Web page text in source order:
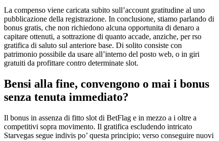
La compenso viene caricata subito sull’account gratitudine al uno
pubblicazione della registrazione. In conclusione, stiamo parlando di
bonus gratis, che non richiedono alcuna opportunita di denaro a
capitare ottenuti, a sottrazione di quanto accade, anziche, per rso
gratifica di saluto sul anteriore base. Di solito consiste con
patrimonio possibile da usare all’interno del posto web, o in giri
gratuiti da profittare contro determinate slot.
Bensi alla fine, convengono o mai i bonus
senza tenuta immediato?
Il bonus in assenza di fitto slot di BetFlag e in mezzo a i oltre a
competitivi sopra movimento. Il gratifica escludendo intricato
Starvegas segue indivis po’ questa principio; verso conseguire nuovi